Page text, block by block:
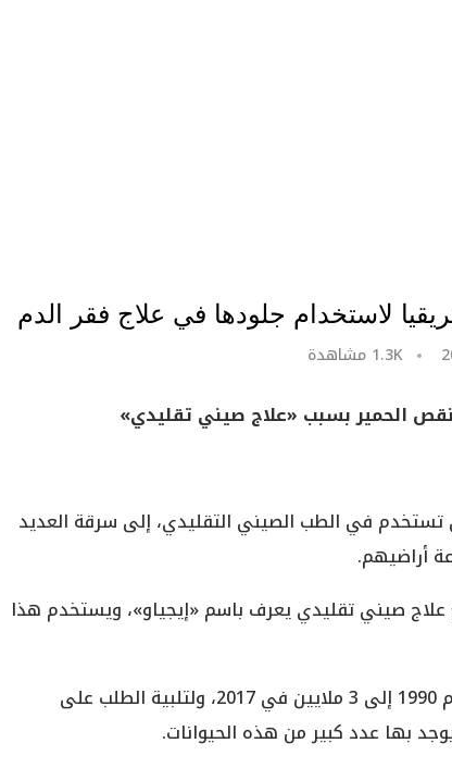
لاستخدام جلودها في علاج فقر الدم
1.3K مشاهدة
الحمير بسبب «علاج صيني تقليدي»
تستخدم في الطب الصيني التقليدي، إلى سرقة العديد
أراضيهم.
صيني تقليدي يعرف باسم «إيجياو»، ويستخدم هذا
وفي الصين، انخفض عدد الحمير من 11 مليونًا في عام 1990 إلى 3 ملايين في 2017، ولتلبية الطلب على
بها عدد كبير من هذه الحيوانات.